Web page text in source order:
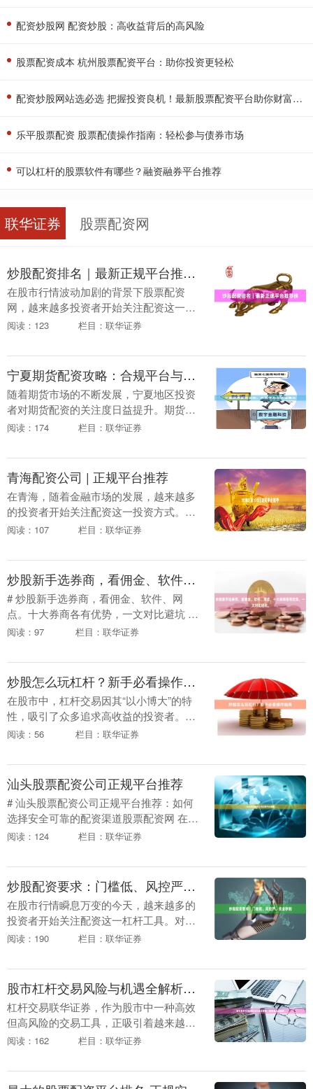
配资炒股网 配资炒股：高收益背后的高风险
股票配资成本 杭州股票配资平台：助你投资更轻松
配资炒股网站选必选 把握投资良机！最新股票配资平台助你财富增值
乐平股票配资 股票配债操作指南：轻松参与债券市场
可以杠杆的股票软件有哪些？融资融券平台推荐
联华证券 股票配资网
炒股配资排名｜最新正规平台推荐榜
在股市行情波动加剧的背景下股票配资
网，越来越多投资者开始关注配资这一杠
杆工具。然而，面对市场上琳琅满目的配
为投资者的核心痛点....
阅读：123 栏目：联华证券
宁夏期货配资攻略：合规平台与风险提示
随着期货市场的不断发展，宁夏地区投资
者对期货配资的关注度日益提升。期货配
资作为一种杠杆交易方式，能够帮助投资
证券，但同时也伴....
阅读：174 栏目：联华证券
青海配资公司 | 正规平台推荐
在青海，随着金融市场的发展，越来越多
的投资者开始关注配资这一投资方式。然
而，面对众多的配资公司，如何选择正规
推荐青海地区的正....
阅读：107 栏目：联华证券
炒股新手选券商，看佣金、软件、网点。十大券商各有优势，一文对比避坑。
# 炒股新手选券商，看佣金、软件、网
点。十大券商各有优势，一文对比避坑 对
于刚刚踏入股市的新手来说，选择一家合
市场上众多的券....
阅读：97 栏目：联华证券
炒股怎么玩杠杆？新手必看操作指南
在股市中，杠杆交易因其“以小博大”的特
性，吸引了众多追求高收益的投资者。但
对于新手来说，杠杆也是一把双刃剑——
损。那么，炒股....
阅读：56 栏目：联华证券
汕头股票配资公司正规平台推荐
# 汕头股票配资公司正规平台推荐：如何
选择安全可靠的配资渠道股票配资网 在汕
头这座经济活跃的沿海城市，股票配资因
对市场上众多....
阅读：124 栏目：联华证券
炒股配资要求：门槛低、风控严、资金秒到
在股市行情瞬息万变的今天，越来越多的
投资者开始关注配资这一杠杆工具。对于
希望放大资金、提升收益的股民而言，选
资平台，是稳健....
阅读：190 栏目：联华证券
股市杠杆交易风险与机遇全解析，投资者必读指南
杠杆交易联华证券，作为股市中一种高效
但高风险的交易工具，正吸引着越来越多
投资者的目光。它如同一把双刃剑，既能
解析杠杆交易的核....
阅读：162 栏目：联华证券